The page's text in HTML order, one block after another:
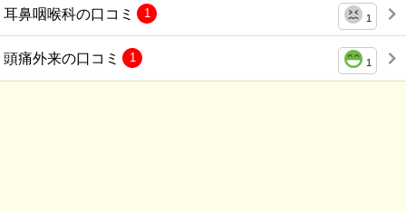
耳鼻咽喉科の口コミ 1
1
頭痛外来の口コミ 1
1